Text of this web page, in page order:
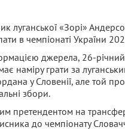
луганської «Зорі»
в чемпіонаті України
джерела, 26-річний
наміру грати за
у Словенії, але той
збори.
претендентом на
до чемпіонату